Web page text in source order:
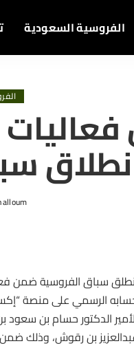
الفروسية السعودية
Posted
الرسمي على منصة
الدكتور حسام بن سعود
بن رقوش، وذلك ضمن